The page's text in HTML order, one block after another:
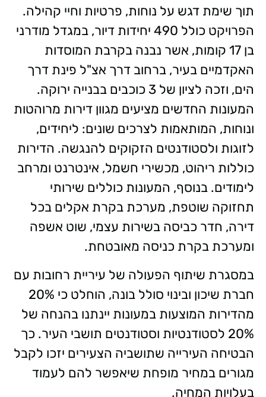
תוך שימת דגש על נוחות, פרטיות וחיי קהילה.
הפרויקט כולל 490 יחידות דיור, במגדל מודרני
בן 17 קומות, אשר נבנה בקרבת המוסדות
האקדמיים בעיר, ברחוב דרך אצ"ל פינת דרך
הים, וזכה לציון של 3 כוכבים בבנייה ירוקה.
המעונות החדשים מציעים מגוון דירות מרוהטות
ונוחות, המותאמות לצרכים שונים: ליחידים,
לזוגות ולסטודנטים הזקוקים להנגשה. הדירות
כוללות ריהוט, מכשירי חשמל, אינטרנט ומרחב
לימודים. בנוסף, המעונות כוללים שירותי
תחזוקה שוטפת, מערכת בקרת אקלים בכל
דירה, חדר כביסה בשירות עצמי, שוט אשפה
ומערכת בקרת כניסה מאובטחת.
במסגרת שיתוף הפעולה של עיריית רחובות עם
חברת שיכון ובינוי סולל בונה, הוחלט כי 20%
מהדירות המוצעות במעונות יינתנו בהנחה של
20% לסטודנטיות וסטודנטים תושבי העיר. כך
הבטיחה העירייה שתושביה הצעירים יזכו לקבל
מגורים במחיר מופחת שיאפשר להם לעמוד
בעלויות המחיה.